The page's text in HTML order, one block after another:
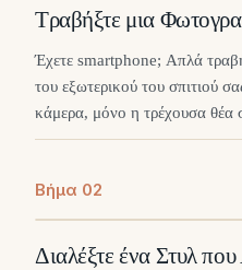
Τραβήξτε μια
Έχετε smartphone; Απλά
του εξωτερικού του σπιτιού
κάμερα, μόνο η τρέχουσα θέα
Βήμα 02
Διαλέξτε ένα Στυλ